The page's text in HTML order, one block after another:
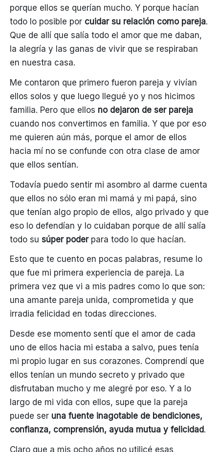
porque ellos se querían mucho. Y porque hacían
todo lo posible por cuidar su relación como pareja.
Que de allí que salía todo el amor que me daban,
la alegría y las ganas de vivir que se respiraban
en nuestra casa.
Me contaron que primero fueron pareja y vivían
ellos solos y que luego llegué yo y nos hicimos
familia. Pero que ellos no dejaron de ser pareja
cuando nos convertimos en familia. Y que por eso
me quieren aún más, porque el amor de ellos
hacia mí no se confunde con otra clase de amor
que ellos sentían.
Todavía puedo sentir mi asombro al darme cuenta
que ellos no sólo eran mi mamá y mi papá, sino
que tenían algo propio de ellos, algo privado y que
eso lo defendían y lo cuidaban porque de allí salía
todo su súper poderpara todo lo que hacían.
Esto que te cuento en pocas palabras, resume lo
que fue mi primera experiencia de pareja. La
primera vez que vi a mis padres como lo que son:
una amante pareja unida, comprometida y que
irradia felicidad en todas direcciones.
Desde ese momento sentí que el amor de cada
uno de ellos hacia mi estaba a salvo, pues tenía
mi propio lugar en sus corazones. Comprendí que
ellos tenían un mundo secreto y privado que
disfrutaban mucho y me alegré por eso. Y a lo
largo de mi vida con ellos, supe que la pareja
puede ser una fuente inagotable de bendiciones,
confianza, comprensión, ayuda mutua y felicidad.
Claro que a mis ocho años no utilicé esas